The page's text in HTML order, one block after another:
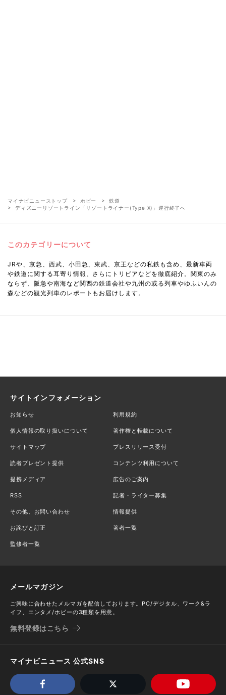
マイナビニューストップ ホビー
鉄道
ディズニーリゾートライン「リゾートライナー(Type X)」運行終了へ
このカテゴリーについて
JRや、京急、西武、小田急、東武、京王などの私鉄も含め、最新車両
や鉄道に関する耳寄り情報、さらにトリビアなどを徹底紹介。関東のみ
ならず、阪急や南海など関西の鉄道会社や九州の或る列車やゆふいんの
森などの観光列車のレポートもお届けします。
サイトインフォメーション
お知らせ 利用規約
個人情報の取り扱いについて 著作権と転載について
サイトマップ プレスリリース受付
読者プレゼント提供 コンテンツ利用について
提携メディア 広告のご案内
RSS 記者・ライター募集
その他、お問い合わせ 情報提供
お詫びと訂正 著者一覧
監修者一覧
メールマガジン
ご興味に合わせたメルマガを配信しております。PC/デジタル、ワーク&ラ
イフ、エンタメ/ホビーの3種類を用意。
無料登録はこちら
マイナビニュース 公式SNS